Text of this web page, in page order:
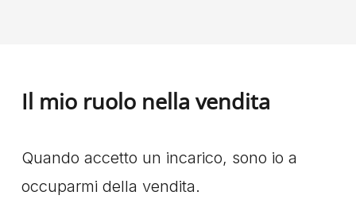
Il mio ruolo nella vendita
Quando accetto un incarico, sono io a
occuparmi della vendita.